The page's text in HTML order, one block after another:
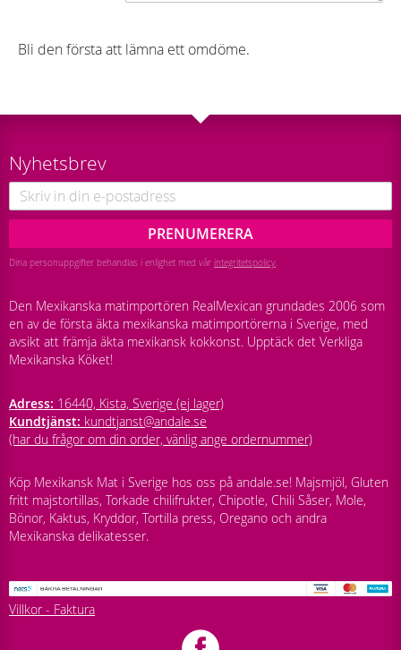
Bli den första att lämna ett omdöme.
Nyhetsbrev
PRENUMERERA
Dina personuppgifter behandlas i enlighet med vår integritetspolicy.
Den Mexikanska matimportören RealMexican grundades 2006 som
en av de första äkta mexikanska matimportörerna i Sverige, med
avsikt att främja äkta mexikansk kokkonst. Upptäck det Verkliga
Mexikanska Köket!
Adress: 16440, Kista, Sverige (ej lager)
Kundtjänst: kundtjanst@andale.se
(har du frågor om din order, vänlig ange ordernummer)
Köp Mexikansk Mat i Sverige hos oss på andale.se! Majsmjöl, Gluten
fritt majstortillas, Torkade chilifrukter, Chipotle, Chili Såser, Mole,
Bönor, Kaktus, Kryddor, Tortilla press, Oregano och andra
Mexikanska delikatesser.
Villkor - Faktura